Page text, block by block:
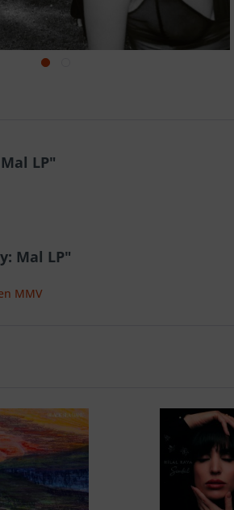
LP"
Mal LP"
MMV